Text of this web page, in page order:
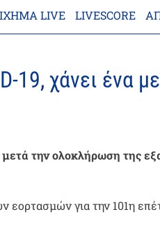
LIVE LIVESCORE
19, χάνει ένα
την ολοκλήρωση της
εορτασμών για την 101η